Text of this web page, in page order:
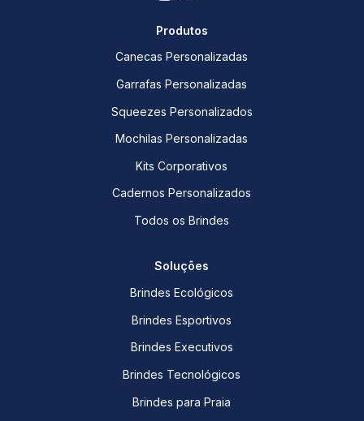
Produtos
Canecas Personalizadas
Garrafas Personalizadas
Squeezes Personalizados
Mochilas Personalizadas
Kits Corporativos
Cadernos Personalizados
Todos os Brindes
Soluções
Brindes Ecológicos
Brindes Esportivos
Brindes Executivos
Brindes Tecnológicos
Brindes para Praia